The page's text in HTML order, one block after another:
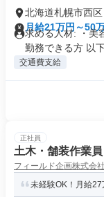
北海道札幌市西区
月給21万円～50
求める人材: ・美
勤務できる方 以下
交通費支給
正社員
土木・舗装作業員
フィールド企画株式会社
未経験OK！月給